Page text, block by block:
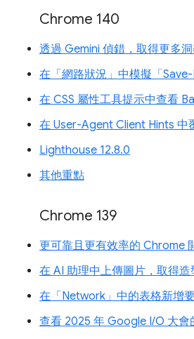
Chrome 140
透過 Gemini 偵錯，取得更多
在「網路狀況」中模擬「
在 CSS 屬性工具提示中查看
在 User-Agent Client Hints 中
Lighthouse 12.8.0
其他重點
Chrome 139
更可靠且更有效率的 Chrome
在 AI 助理中上傳圖片，取得造
在「Network」中的表格新增
查看 2025 年 Google I/O 大會